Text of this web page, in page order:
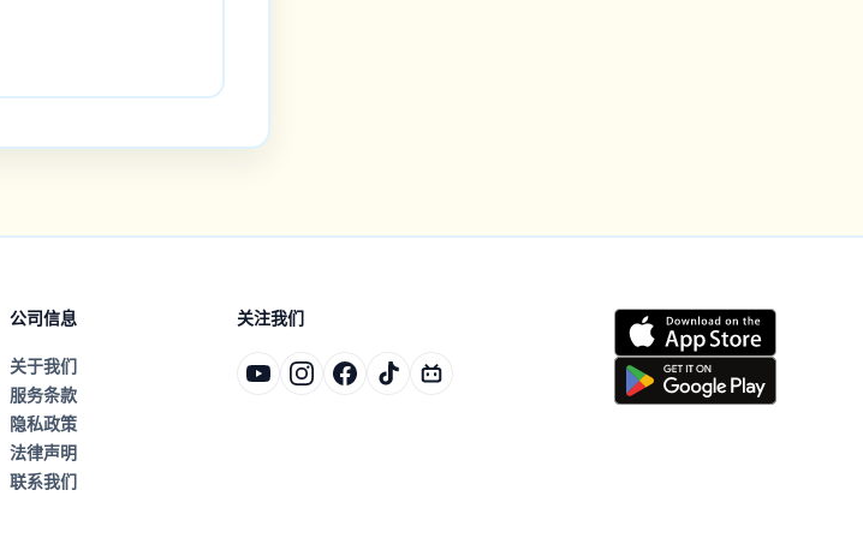
公司信息
关于我们
服务条款
隐私政策
法律声明
联系我们
关注我们